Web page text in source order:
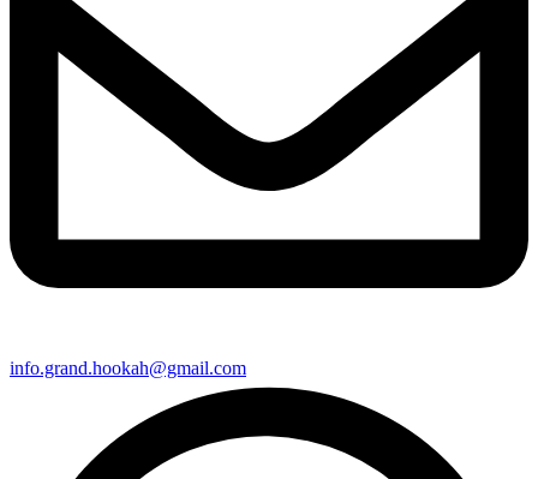
info.grand.hookah@gmail.com